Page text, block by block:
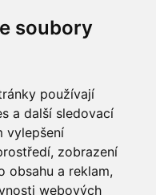
soubory
používají
a další sledovací
vylepšení
zobrazení
obsahu a reklam,
webových
na
a.s.
patro,